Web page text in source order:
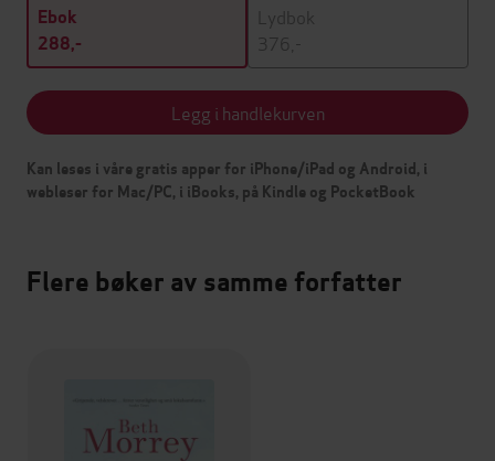
Ebok
288,-
Lydbok
376,-
Legg i handlekurven
Kan leses i våre gratis apper for iPhone/iPad og Android, i
webleser for Mac/PC, i iBooks, på Kindle og PocketBook
Flere bøker av samme forfatter